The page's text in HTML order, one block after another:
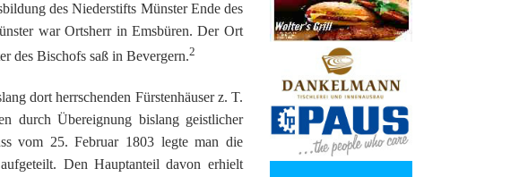
des Niederstifts Münster Ende des
war Ortsherr in Emsbüren. Der Ort
des Bischofs saß in Bevergern.2
dort herrschenden Fürstenhäuser z. T.
durch Übereignung bislang geistlicher
vom 25. Februar 1803 legte man die
Den Hauptanteil davon erhielt